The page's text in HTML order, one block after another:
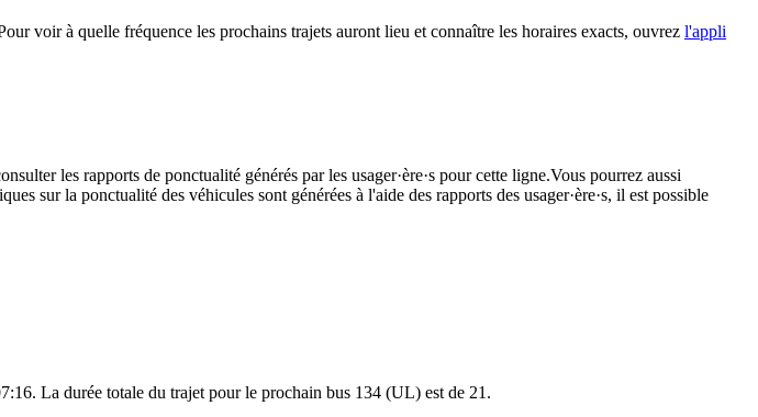
voir à quelle fréquence les prochains trajets auront lieu et connaître les horaires exacts, ouvrez l'appli
les rapports de ponctualité générés par les usager·ère·s pour cette ligne.Vous pourrez aussi
sur la ponctualité des véhicules sont générées à l'aide des rapports des usager·ère·s, il est possible
La durée totale du trajet pour le prochain bus 134 (UL) est de 21.